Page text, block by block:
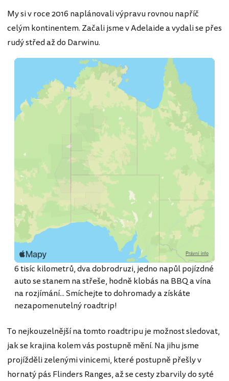
My si v roce 2016 naplánovali výpravu rovnou napříč
celým kontinentem. Začali jsme v Adelaide a vydali se přes
rudý střed až do Darwinu.
Start v Adelaide
Vinice v Barossa Valley
Skalní velikáni Flinders
Opálové Coober Pedy
5 Legendární Uluru & Kata Tjuta
6 Kings Canyon
7 Kouzelné Rainbow Valley
Alice Springs
Devils Marbles
10 Mataranka Hot Springs
11 Národní park Kakadu
12 Cíl v Darwinu
6 tisíc kilometrů, dva dobrodruzi, jedno napůl pojízdné
auto se stanem na střeše, hodně klobás na BBQ a vína
na rozjímání... Smíchejte to dohromady a získáte
nezapomenutelný roadtrip!
To nejkouzelnější na tomto roadtripu je možnost sledovat,
jak se krajina kolem vás postupně mění. Na jihu jsme
projížděli zelenými vinicemi, které postupně přešly v
hornatý pás Flinders Ranges, až se cesty zbarvily do syté